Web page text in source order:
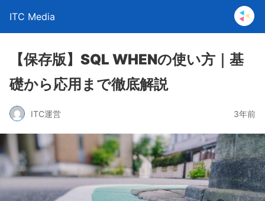
ITC Media
【保存版】SQL WHENの使い方｜基
礎から応用まで徹底解説
ITC運営 3年前